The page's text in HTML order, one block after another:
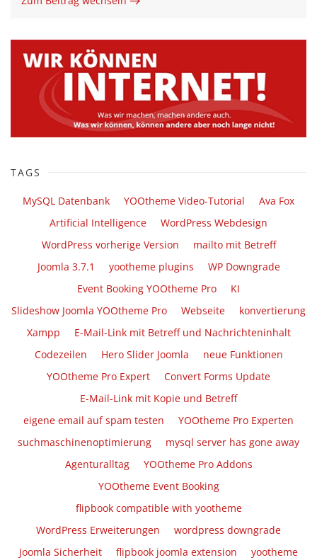
TAGS
MySQL Datenbank YOOtheme Video-Tutorial
Ava Fox
Artificial Intelligence
WordPress Webdesign
WordPress vorherige Version
mailto mit Betreff
Joomla 3.7.1
yootheme plugins
WP Downgrade
Event Booking YOOtheme Pro
KI
Slideshow Joomla YOOtheme Pro
Webseite
konvertierung
Xampp
E-Mail-Link mit Betreff und Nachrichteninhalt
Codezeilen
Hero Slider Joomla
neue Funktionen
YOOtheme Pro Expert
Convert Forms Update
E-Mail-Link mit Kopie und Betreff
eigene email auf spam testen
YOOtheme Pro Experten
suchmaschinenoptimierung
mysql server has gone away
Agenturalltag
YOOtheme Pro Addons
YOOtheme Event Booking
flipbook compatible with yootheme
WordPress Erweiterungen
wordpress downgrade
Joomla Sicherheit
flipbook joomla extension
yootheme